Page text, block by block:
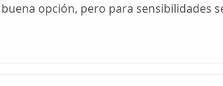
opción, pero para sensibilidades